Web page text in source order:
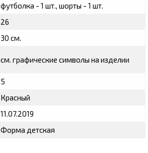
футболка - 1 шт., шорты - 1 шт.
26
30 см.
см. графические символы на изделии
5
Красный
11.07.2019
Форма детская